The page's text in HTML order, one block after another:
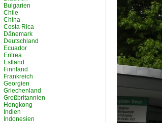
Bulgarien
Chile
China
Costa Rica
Dänemark
Deutschland
Ecuador
Eritrea
Estland
Finnland
Frankreich
Georgien
Griechenland
Großbritannien
Hongkong
Indien
Indonesien